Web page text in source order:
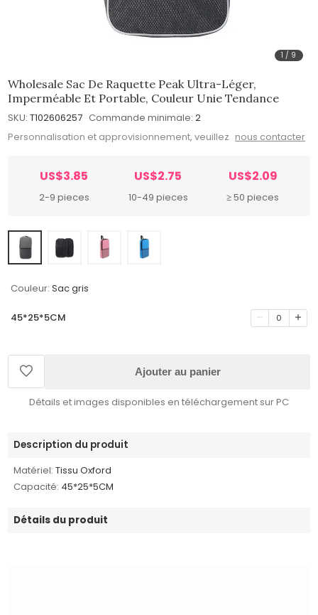
1 / 9
Wholesale Sac De Raquette Peak Ultra-Léger,
Imperméable Et Portable, Couleur Unie Tendance
SKU: T102606257 Commande minimale: 2
Personnalisation et approvisionnement, veuillez nous contacter
US$3.85
2-9 pieces
US$2.75
10-49 pieces
US$2.09
≥ 50 pieces
Couleur: Sac gris
45*25*5CM 0
Ajouter au panier
Détails et images disponibles en téléchargement sur PC
Description du produit
Matériel: Tissu Oxford
Capacité: 45*25*5CM
Détails du produit